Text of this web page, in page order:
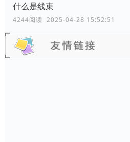
什么是线束
4244阅读 2025-04-28 15:52:51